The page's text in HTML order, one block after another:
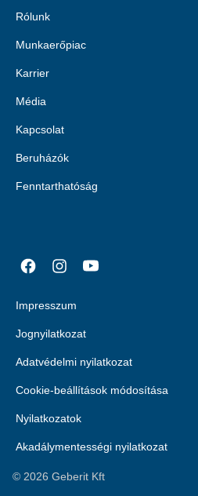
Rólunk
Munkaerőpiac
Karrier
Média
Kapcsolat
Beruházók
Fenntarthatóság
Impresszum
Jognyilatkozat
Adatvédelmi nyilatkozat
Cookie-beállítások módosítása
Nyilatkozatok
Akadálymentességi nyilatkozat
© 2026 Geberit Kft